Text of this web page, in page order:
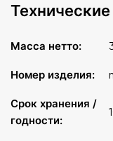
40 до +40 С
Масса нетто:
Номер изделия:
Срок хранения /
годности: